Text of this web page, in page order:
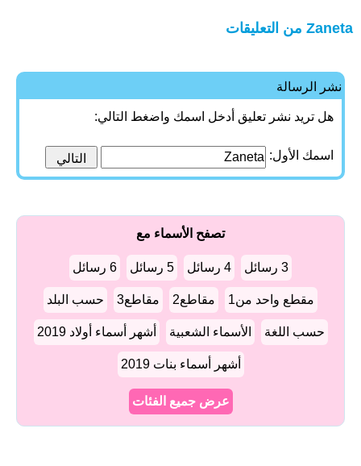
Zaneta من التعليقات
نشر الرسالة
هل تريد نشر تعليق أدخل اسمك واضغط التالي:
اسمك الأول:
تصفح الأسماء مع
3 رسائل 4 رسائل 5 رسائل 6 رسائل
مقطع واحد من1 مقاطع2 مقاطع3 حسب البلد
حسب اللغة الأسماء الشعبية أشهر أسماء أولاد 2019
أشهر أسماء بنات 2019
عرض جميع الفئات